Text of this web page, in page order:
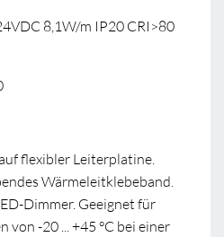
8,1W/m IP20 CRI>80
flexibler Leiterplatine.
Wärmeleitklebeband.
Dimmer. Geeignet für
-20 ... +45 °C bei einer